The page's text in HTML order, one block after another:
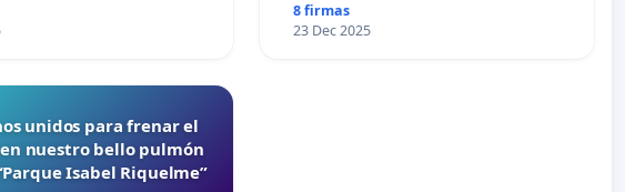
8 firmas
23 Dec 2025
unidos para frenar el
nuestro bello pulmón
Isabel Riquelme”